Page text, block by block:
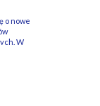
o nowe
W